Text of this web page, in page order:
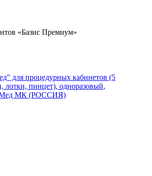
«Базис Премиум»
для процедурных кабинетов (5
лотки, пинцет), одноразовый,
МК (РОССИЯ)